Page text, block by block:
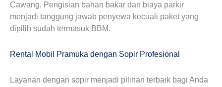
Cawang. Pengisian bahan bakar dan biaya parkir
menjadi tanggung jawab penyewa kecuali paket yang
dipilih sudah termasuk BBM.
Rental Mobil Pramuka dengan Sopir Profesional
Layanan dengan sopir menjadi pilihan terbaik bagi Anda